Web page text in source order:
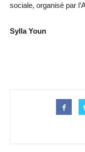
sociale, organisé par
Sylla Youn